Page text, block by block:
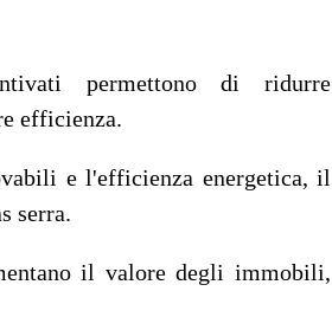
permettono di ridurre
efficienza.
e l'efficienza energetica, il
serra.
il valore degli immobili,